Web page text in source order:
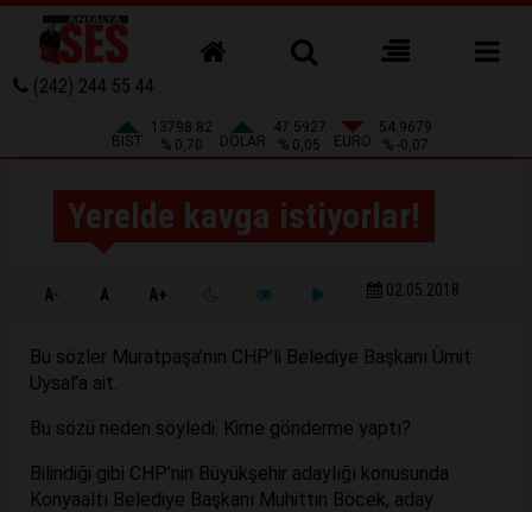
(242) 244 55 44
BIST
13798.82
% 0,70
DOLAR
47.5927
% 0,05
EURO
54.9679
% -0,07
Yerelde kavga istiyorlar!
A- A A+ 02.05.2018
Bu sözler Muratpaşa’nın CHP’li Belediye Başkanı Ümit
Uysal’a ait.
Bu sözü neden söyledi. Kime gönderme yaptı?
Bilindiği gibi CHP’nin Büyükşehir adaylığı konusunda
Konyaaltı Belediye Başkanı Muhittin Böcek, aday